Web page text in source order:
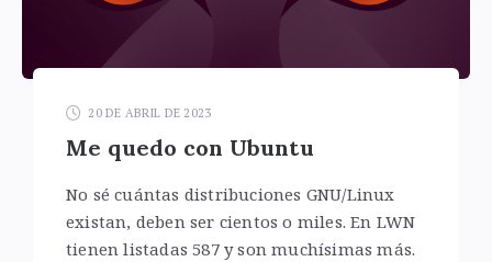
20 DE ABRIL DE 2023
Me quedo con Ubuntu
No sé cuántas distribuciones GNU/Linux
existan, deben ser cientos o miles. En LWN
tienen listadas 587 y son muchísimas más.